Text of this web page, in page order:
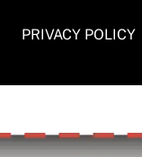
PRIVACY POLICY